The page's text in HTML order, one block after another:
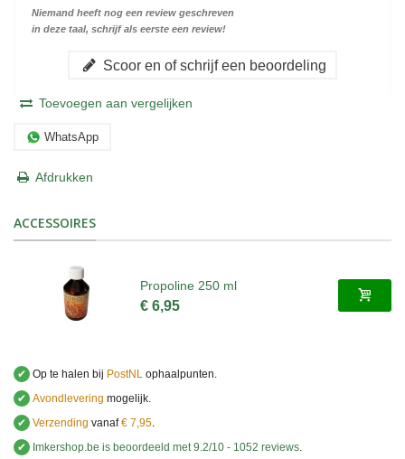
Niemand heeft nog een review geschreven
in deze taal, schrijf als eerste een review!
Scoor en of schrijf een beoordeling
Toevoegen aan vergelijken
WhatsApp
Afdrukken
ACCESSOIRES
Propoline 250 ml
€ 6,95
✔ Op te halen bij PostNL ophaalpunten.
✔ Avondlevering mogelijk.
✔ Verzending vanaf€ 7,95.
✔
Imkershop.be is beoordeeld met9.2/10 - 1052 reviews.